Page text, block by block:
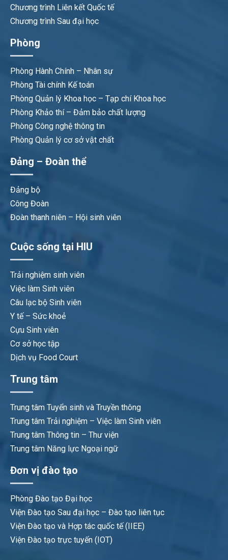
Chương trình Liên kết Quốc tế
Chương trình Sau đại học
Phòng
Phòng Hành Chính – Nhân sự
Phòng Tài chính Kế toán
Phòng Quản lý Khoa học – Tạp chí Khoa học
Phòng Khảo thí – Đảm bảo chất lượng
Phòng Công nghệ thông tin
Phòng Quản lý cơ sở vật chất
Đảng – Đoàn thể
Đảng bộ
Công Đoàn
Đoàn thanh niên – Hội sinh viên
Cuộc sống tại HIU
Trải nghiệm sinh viên
Việc làm Sinh viên
Câu lạc bộ Sinh viên
Y tế – Sức khoẻ
Cựu Sinh viên
Cơ sở học tập
Dịch vụ Food Court
Trung tâm
Trung tâm Tuyển sinh và Truyền thông
Trung tâm Trải nghiệm – Việc làm Sinh viên
Trung tâm Thông tin – Thư viện
Trung tâm Năng lực Ngoại ngữ
Đơn vị đào tạo
Phòng Đào tạo Đại học
Viện Đào tạo Sau đại học – Đào tạo liên tục
Viện Đào tạo và Hợp tác quốc tế (IIEE)
Viện Đào tạo trực tuyến (IOT)